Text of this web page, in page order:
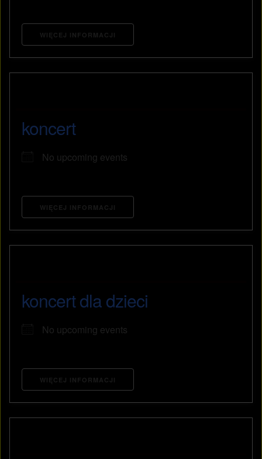
WIĘCEJ INFORMACJI
koncert
No upcoming events
WIĘCEJ INFORMACJI
koncert dla dzieci
No upcoming events
WIĘCEJ INFORMACJI